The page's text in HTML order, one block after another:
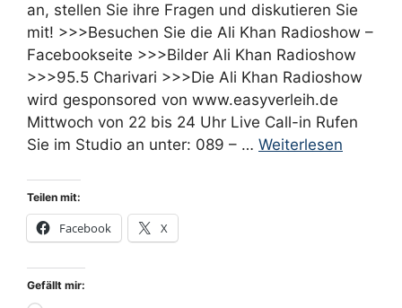
an, stellen Sie ihre Fragen und diskutieren Sie
mit! >>>Besuchen Sie die Ali Khan Radioshow –
Facebookseite >>>Bilder Ali Khan Radioshow
>>>95.5 Charivari >>>Die Ali Khan Radioshow
wird gesponsored von www.easyverleih.de
Mittwoch von 22 bis 24 Uhr Live Call-in Rufen
Sie im Studio an unter: 089 – … Weiterlesen
Teilen mit:
Facebook X
Gefällt mir: